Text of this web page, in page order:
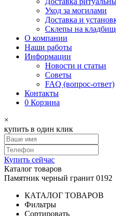
Уход за могилами
Доставка и
Склепы на
О компании
Наши работы
Информации
Новости и статьи
Советы
FAQ (вопрос-ответ)
Контакты
0 Корзина
×
купить в один клик
Купить сейчас
Каталог товаров
Памятник черный гранит 0192
КАТАЛОГ ТОВАРОВ
Фильтры
Сортировать